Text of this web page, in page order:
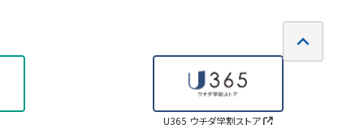
U365 ウチダ学割ストア